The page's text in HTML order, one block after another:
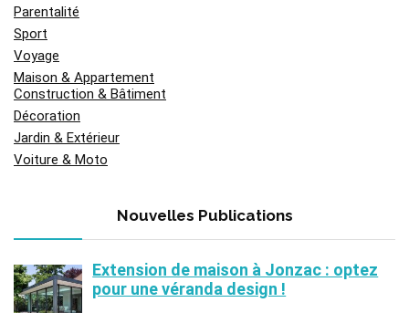
Parentalité
Sport
Voyage
Maison & Appartement
Construction & Bâtiment
Décoration
Jardin & Extérieur
Voiture & Moto
Nouvelles Publications
Extension de maison à Jonzac : optez
pour une véranda design !